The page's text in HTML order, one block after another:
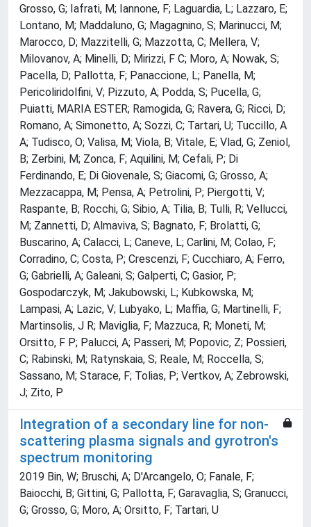
Grosso, G; Iafrati, M; Iannone, F; Laguardia, L; Lazzaro, E;
Lontano, M; Maddaluno, G; Magagnino, S; Marinucci, M;
Marocco, D; Mazzitelli, G; Mazzotta, C; Mellera, V;
Milovanov, A; Minelli, D; Mirizzi, F C; Moro, A; Nowak, S;
Pacella, D; Pallotta, F; Panaccione, L; Panella, M;
Pericoliridolfini, V; Pizzuto, A; Podda, S; Pucella, G;
Puiatti, MARIA ESTER; Ramogida, G; Ravera, G; Ricci, D;
Romano, A; Simonetto, A; Sozzi, C; Tartari, U; Tuccillo, A
A; Tudisco, O; Valisa, M; Viola, B; Vitale, E; Vlad, G; Zeniol,
B; Zerbini, M; Zonca, F; Aquilini, M; Cefali, P; Di
Ferdinando, E; Di Giovenale, S; Giacomi, G; Grosso, A;
Mezzacappa, M; Pensa, A; Petrolini, P; Piergotti, V;
Raspante, B; Rocchi, G; Sibio, A; Tilia, B; Tulli, R; Vellucci,
M; Zannetti, D; Almaviva, S; Bagnato, F; Brolatti, G;
Buscarino, A; Calacci, L; Caneve, L; Carlini, M; Colao, F;
Corradino, C; Costa, P; Crescenzi, F; Cucchiaro, A; Ferro,
G; Gabrielli, A; Galeani, S; Galperti, C; Gasior, P;
Gospodarczyk, M; Jakubowski, L; Kubkowska, M;
Lampasi, A; Lazic, V; Lubyako, L; Maffia, G; Martinelli, F;
Martinsolis, J R; Maviglia, F; Mazzuca, R; Moneti, M;
Orsitto, F P; Palucci, A; Passeri, M; Popovic, Z; Possieri,
C; Rabinski, M; Ratynskaia, S; Reale, M; Roccella, S;
Sassano, M; Starace, F; Tolias, P; Vertkov, A; Zebrowski,
J; Zito, P
Integration of a secondary line for non-
scattering plasma signals and gyrotron's
spectrum monitoring
2019 Bin, W; Bruschi, A; D'Arcangelo, O; Fanale, F;
Baiocchi, B; Gittini, G; Pallotta, F; Garavaglia, S; Granucci,
G; Grosso, G; Moro, A; Orsitto, F; Tartari, U